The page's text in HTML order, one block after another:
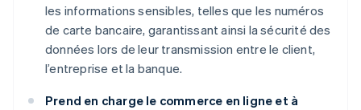
les informations sensibles, telles que les numéros
de carte bancaire, garantissant ainsi la sécurité des
données lors de leur transmission entre le client,
l’entreprise et la banque.
Prend en charge le commerce en ligne et à